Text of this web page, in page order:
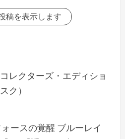
稿を表示します
レクターズ・エディショ
ク）
ースの覚醒 ブルーレイ